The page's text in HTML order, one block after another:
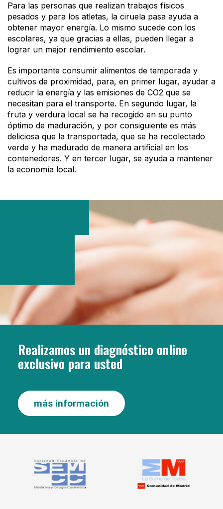
Para las personas que realizan trabajos físicos
pesados y para los atletas, la ciruela pasa ayuda a
obtener mayor energía. Lo mismo sucede con los
escolares, ya que gracias a ellas, pueden llegar a
lograr un mejor rendimiento escolar.
Es importante consumir alimentos de temporada y
cultivos de proximidad, para, en primer lugar, ayudar a
reducir la energía y las emisiones de CO2 que se
necesitan para el transporte. En segundo lugar, la
fruta y verdura local se ha recogido en su punto
óptimo de maduración, y por consiguiente es más
deliciosa que la transportada, que se ha recolectado
verde y ha madurado de manera artificial en los
contenedores. Y en tercer lugar, se ayuda a mantener
la economía local.
Realizamos un diagnóstico online
exclusivo para usted
más información